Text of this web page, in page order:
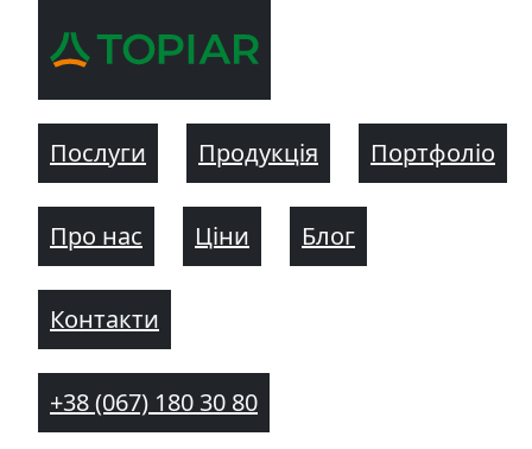
Послуги Продукція Портфоліо
Про нас Ціни Блог
Контакти
+38 (067) 180 30 80